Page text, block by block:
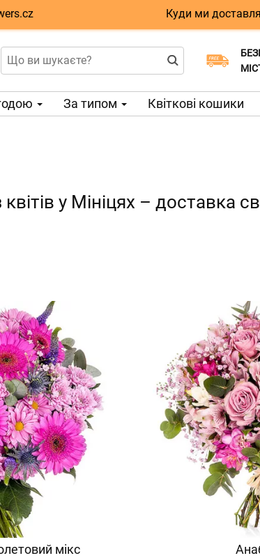
Куди ми
За типом Квіткові кошики
у Мініцях – доставка
мікс